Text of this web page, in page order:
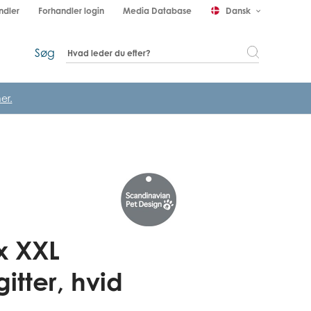
Forhandler login Media Database Dansk keyboard_arrow_down
Søg
XXL
hvid